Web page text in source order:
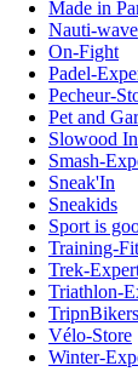
Made in
Nauti-wave
On-Fight
Padel-
Pecheur-
Pet and
Slowood
Smash-
Sneak'In
Sneakids
Sport is
Training-Fit
Trek-
Triathlon-
TripnBikers
Vélo-Store
Winter-